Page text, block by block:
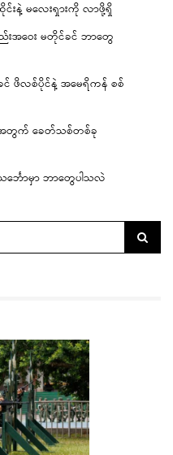
ထိုင်းနဲ့ မလေးရှားကို လာဖို့ရှိ
အဝေး မတိုင်ခင် ဘာတွေ
င် ဖိလစ်ပိုင်နဲ့ အမေရိကန် စစ်
အတွက် ခေတ်သစ်တစ်ခု
င်္ဘောမှာ ဘာတွေပါသလဲ